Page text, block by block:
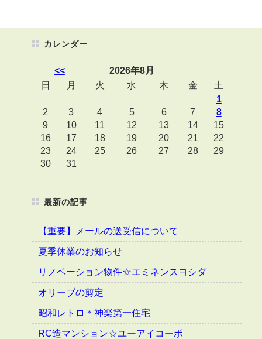
カレンダー
<<
2026年8月
日
月 火 水 木 金
土
1
2
3 4 5 6 7
8
9
10 11 12 13 14
15
16
17 18 19 20 21
22
23
24 25 26 27 28
29
30
31
最新の記事
【重要】メールの送受信について
夏季休業のお知らせ
リノベーション物件☆エミネンスヨシダ
オリーブの剪定
昭和レトロ＊神楽第一住宅
RC造マンション☆ユーアイコーポ